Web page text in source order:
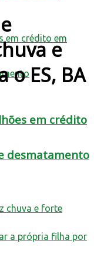
em crédito
desmatamento
e
ES, BA